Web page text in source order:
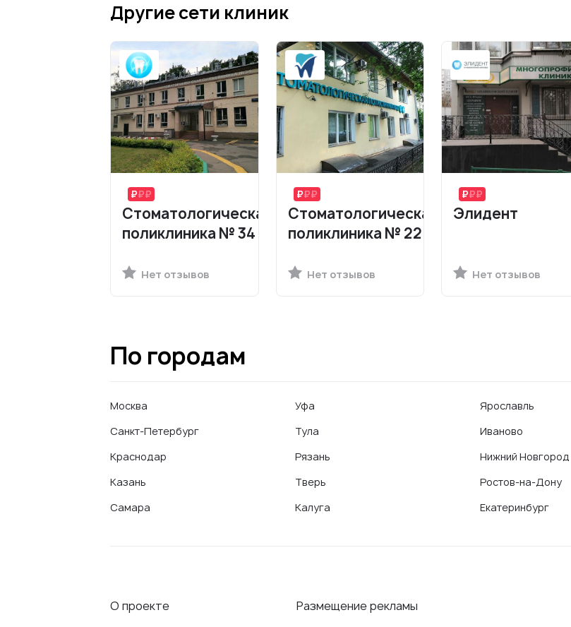
Другие сети клиник
Стоматологическая
поликлиника № 34
Нет отзывов
Стоматологическая
поликлиника № 22
Нет отзывов
Элидент
Нет отзывов
По городам
Москва
Санкт-Петербург
Краснодар
Казань
Самара
Уфа
Тула
Рязань
Тверь
Калуга
Ярославль
Иваново
Нижний Новгород
Ростов-на-Дону
Екатеринбург
О проекте
Размещение рекламы